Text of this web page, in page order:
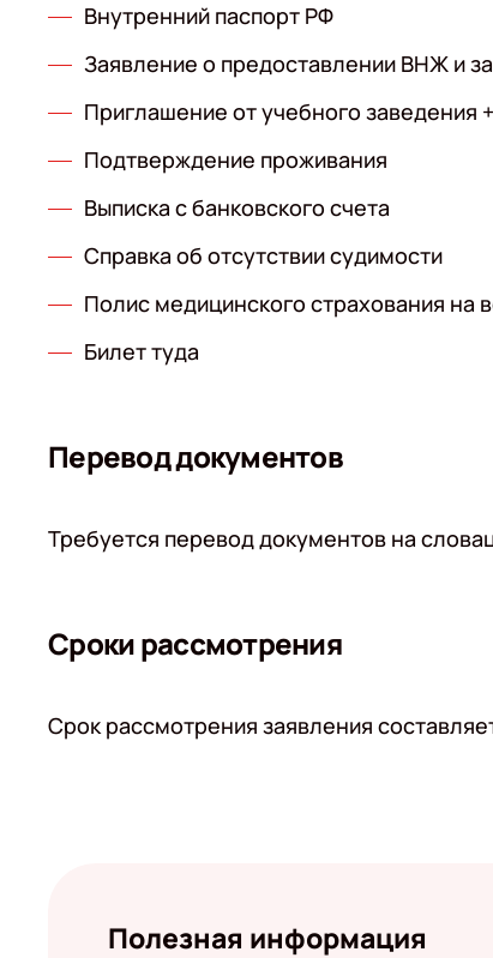
Внутренний паспорт РФ
Заявление о предоставлении ВНЖ и
Приглашение от учебного заведения
Подтверждение проживания
Выписка с банковского счета
Справка об отсутствии судимости
Полис медицинского страхования на
Билет туда
Перевод документов
Требуется перевод документов на
Сроки рассмотрения
Срок рассмотрения заявления
Полезная информация